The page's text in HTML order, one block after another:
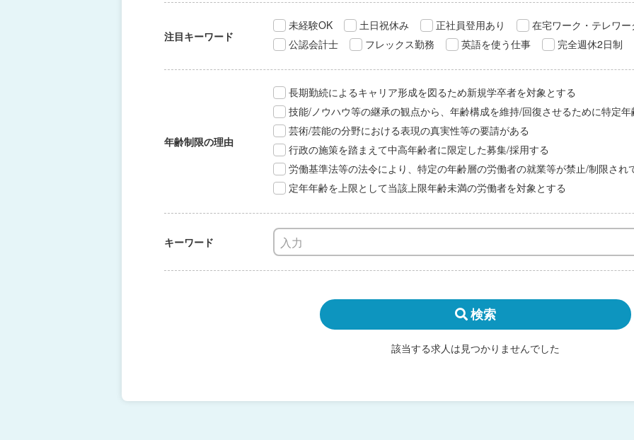
注目キーワード
未経験OK 土日祝休み 正社員登用あり
在宅ワーク・テレワー
公認会計士
フレックス勤務 英語を使う仕事 完全週休2日制
年齢制限の理由
長期勤続によるキャリア形成を図るため新規学卒者を対象とする
技能/ノウハウ等の継承の観点から、年齢構成を維持/回復させるために特定
芸術/芸能の分野における表現の真実性等の要請がある
行政の施策を踏まえて中高年齢者に限定した募集/採用する
労働基準法等の法令により、特定の年齢層の労働者の就業等が禁止/制限され
定年年齢を上限として当該上限年齢未満の労働者を対象とする
キーワード
検索
該当する求人は見つかりませんでした